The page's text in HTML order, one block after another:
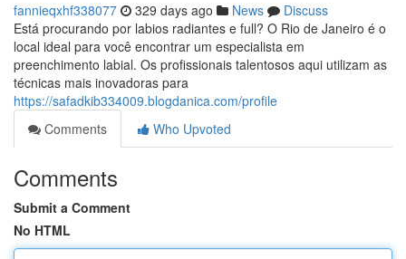
fannieqxhf338077 329 days ago News
Discuss
Está procurando por labios radiantes e full? O Rio de Janeiro é o
local ideal para você encontrar um especialista em
preenchimento labial. Os profissionais talentosos aqui utilizam as
técnicas mais inovadoras para
https://safadkib334009.blogdanica.com/profile
Comments
Who Upvoted
Comments
Submit a Comment
No HTML